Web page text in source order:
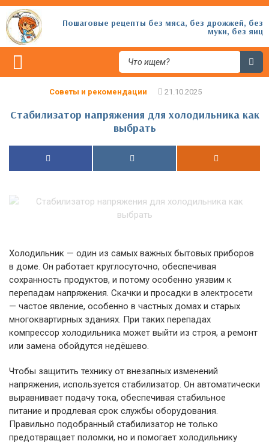
Пошаговые рецепты без мяса, без дрожжей, без
муки, без яиц
Советы и рекомендации
Стабилизатор напряжения для холодильника как
выбрать
Холодильник — один из самых важных бытовых приборов
в доме. Он работает круглосуточно, обеспечивая
сохранность продуктов, и потому особенно уязвим к
перепадам напряжения. Скачки и просадки в электросети
— частое явление, особенно в частных домах и старых
многоквартирных зданиях. При таких перепадах
компрессор холодильника может выйти из строя, а ремонт
или замена обойдутся недёшево.
Чтобы защитить технику от внезапных изменений
напряжения, используется стабилизатор. Он автоматически
выравнивает подачу тока, обеспечивая стабильное
питание и продлевая срок службы оборудования.
Правильно подобранный стабилизатор не только
предотвращает поломки, но и помогает холодильнику